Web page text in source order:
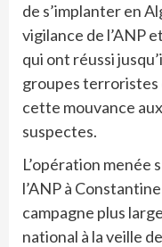
de s’implanter en
vigilance de l’ANP
qui ont réussi
groupes terroristes
cette mouvance
suspectes.
L’opération menée
l’ANP à
campagne plus
national à la veille